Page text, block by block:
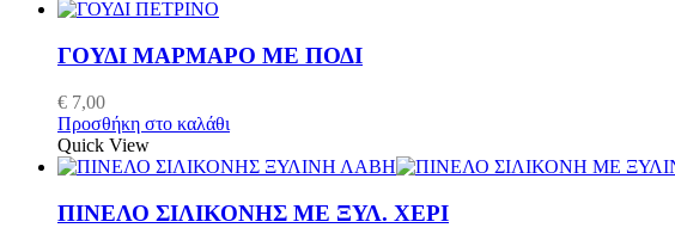
ΓΟΥΔΙ ΜΑΡΜΑΡΟ ΜΕ ΠΟΔΙ
€ 7,00
Προσθήκη στο καλάθι
Quick View
ΠΙΝΕΛΟ ΣΙΛΙΚΟΝΗΣ ΜΕ ΞΥΛ. ΧΕΡΙ